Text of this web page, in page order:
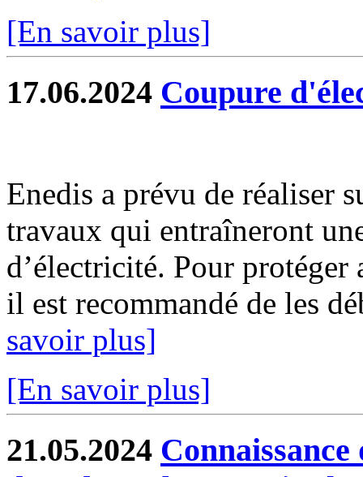
[En savoir plus]
17.06.2024 Coupure
Enedis a prévu de réaliser
travaux qui entraîneront
d’électricité. Pour protéger
il est recommandé de les
savoir plus]
[En savoir plus]
21.05.2024